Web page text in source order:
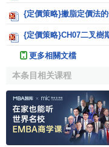
{定價策略}撇脂定價法
{定價策略}CH07二叉樹
更多相關文檔
本条目相关课程